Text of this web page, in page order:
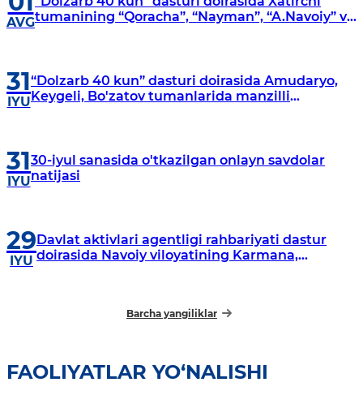
AVGtumanining “Qoracha”, “Nayman”, “A.Navoiy” va
31
IYU
“Dolzarb 40 kun” dasturi doirasida Amudaryo,
Keygeli, Bo'zatov tumanlarida manzilli
31
IYU
30-iyul sanasida o'tkazilgan onlayn savdolar
natijasi
29
IYU
Davlat aktivlari agentligi rahbariyati dastur
doirasida Navoiy viloyatining Karmana,
Barcha yangiliklar
FAOLIYATLAR YO‘NALISHI